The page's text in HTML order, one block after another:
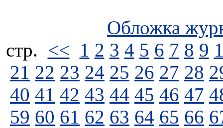
Обложка
стp. << 1 2 3 4 5 6 7 8 9
21 22 23 24 25 26 27 28
40 41 42 43 44 45 46 47
59 60 61 62 63 64 65 66